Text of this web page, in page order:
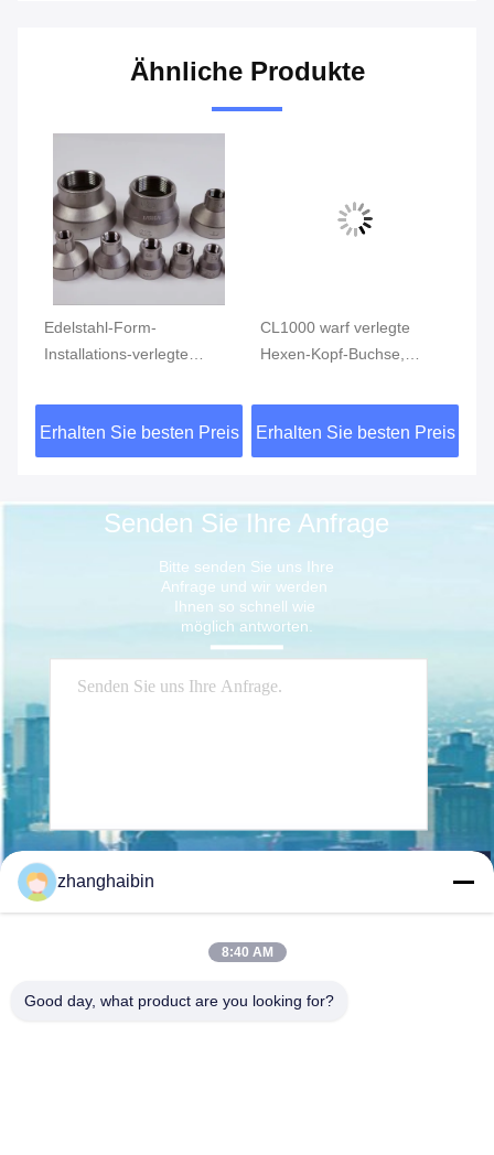
Ähnliche Produkte
Edelstahl-Form-
Installations-verlegte
114 CL150 AISI 304
Erhalten Sie besten Preis
CL1000 warf verlegte
Hexen-Kopf-Buchse,
ASTM A351
Erhalten Sie besten Preis
Senden Sie Ihre Anfrage
Bitte senden Sie uns Ihre
Anfrage und wir werden
Ihnen so schnell wie
möglich antworten.
Senden Sie
zhanghaibin
8:40 AM
Good day, what product are you looking for?